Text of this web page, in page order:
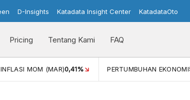
D-Insights Katadata Insight Center KatadataOto
Pricing Tentang Kami FAQ
INFLASI MOM (MAR)0,41% PERTUMBUHAN EKONOMI